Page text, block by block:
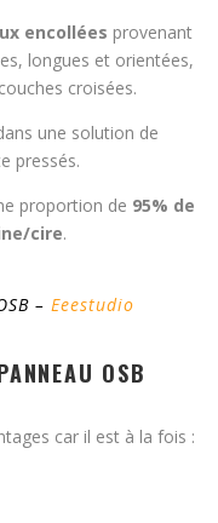
encollées provenant
longues et orientées,
croisées.
une solution de
pressés.
proportion de 95% de
cire.
– Eeestudio
OSB
car il est à la fois :